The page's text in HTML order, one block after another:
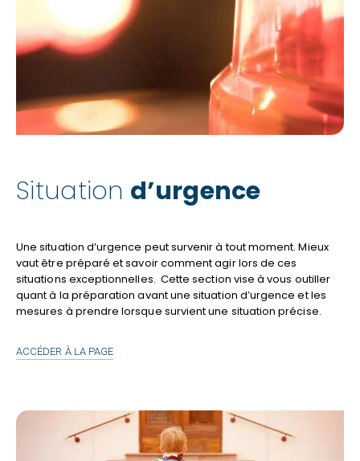
Situation d’urgence
Une situation d’urgence peut survenir à tout moment. Mieux
vaut être préparé et savoir comment agir lors de ces
situations exceptionnelles. Cette section vise à vous outiller
quant à la préparation avant une situation d’urgence et les
mesures à prendre lorsque survient une situation précise.
ACCÉDER À LA PAGESITUATION